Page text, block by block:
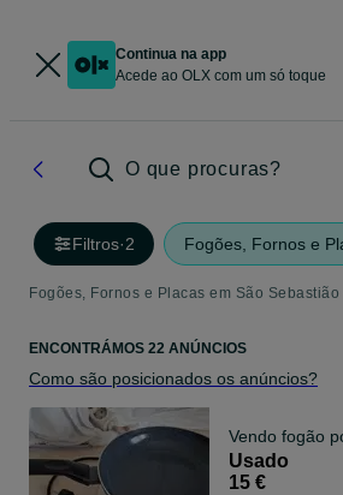
Continua na app
Acede ao OLX com um só toque
O que procuras?
Filtros·2 Fogões, Fornos e
ENCONTRÁMOS 22 ANÚNCIOS
Como são posicionados os anúncios?
Vendo fogão
Usado
15 €